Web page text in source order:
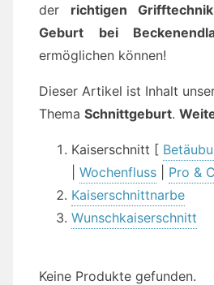
der richtigen Grifftechnik
Geburt bei
ermöglichen können!
Dieser Artikel ist Inhalt
Thema Schnittgeburt.
Kaiserschnitt [
Wochenfluss Pro &
Kaiserschnittnarbe
Wunschkaiserschnitt
Keine Produkte gefunden.